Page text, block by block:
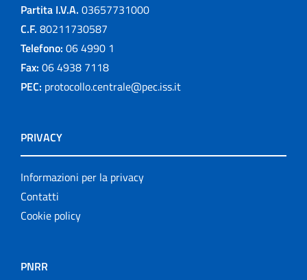
Partita I.V.A. 03657731000
C.F. 80211730587
Telefono: 06 4990 1
Fax: 06 4938 7118
PEC: protocollo.centrale@pec.iss.it
PRIVACY
Informazioni per la privacy
Contatti
Cookie policy
PNRR